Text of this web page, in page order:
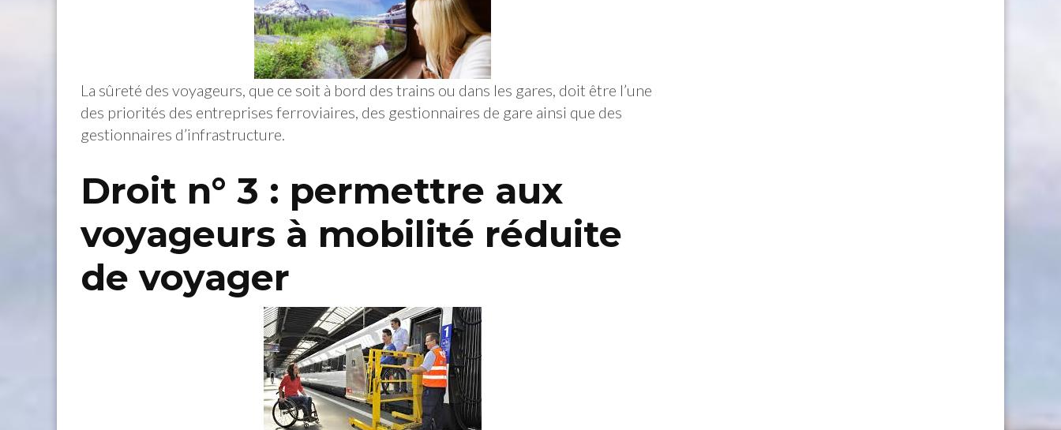
La sûreté des voyageurs, que ce soit à bord des trains ou dans les gares, doit être l’une
des priorités des entreprises ferroviaires, des gestionnaires de gare ainsi que des
gestionnaires d’infrastructure.
Droit n° 3 : permettre aux
voyageurs à mobilité réduite
de voyager